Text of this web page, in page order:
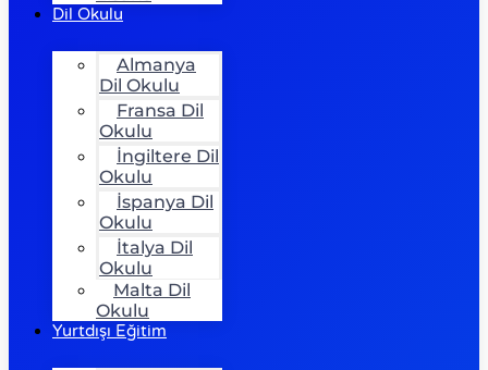
Dil Okulu
Almanya
Dil Okulu
Fransa Dil
Okulu
İngiltere Dil
Okulu
İspanya Dil
Okulu
İtalya Dil
Okulu
Malta Dil
Okulu
Yurtdışı Eğitim